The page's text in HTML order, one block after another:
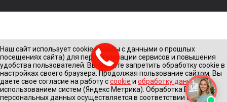
Наш сайт использует cookie (файлы с данными о прошлых
посещениях сайта) для персонализации сервисов и повышения
удобства пользователей. Вы можете запретить обработку cookie в
настройках своего браузера. Продолжая пользование сайтом, Вы
даете свое согласие на работу сcookie и обработку данныхс
использованием систем (Яндекс Метрика). Обработка Ваших
персональных данных осуществляется в соответствии с